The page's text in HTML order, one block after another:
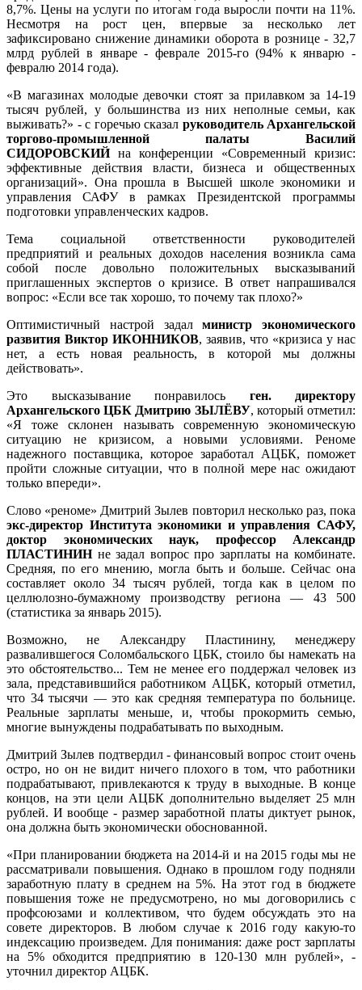
8,7%. Цены на услуги по итогам года выросли почти на 11%.
Несмотря на рост цен, впервые за несколько лет
зафиксировано снижение динамики оборота в рознице - 32,7
млрд рублей в январе - феврале 2015-го (94% к январю -
февралю 2014 года).
«В магазинах молодые девочки стоят за прилавком за 14-19
тысяч рублей, у большинства из них неполные семьи, как
выживать?» - с горечью сказал руководитель Архангельской
торгово-промышленной палаты Василий
СИДОРОВСКИЙна конференции «Современный кризис:
эффективные действия власти, бизнеса и общественных
организаций». Она прошла в Высшей школе экономики и
управления САФУ в рамках Президентской программы
подготовки управленческих кадров.
Тема социальной ответственности руководителей
предприятий и реальных доходов населения возникла сама
собой после довольно положительных высказываний
приглашенных экспертов о кризисе. В ответ напрашивался
вопрос: «Если все так хорошо, то почему так плохо?»
Оптимистичный настрой задалминистр экономического
развития Виктор ИКОННИКОВ, заявив, что «кризиса у нас
нет, а есть новая реальность, в которой мы должны
действовать».
Это высказывание понравилось ген. директору
Архангельского ЦБК Дмитрию ЗЫЛЁВУ, который отметил:
«Я тоже склонен называть современную экономическую
ситуацию не кризисом, а новыми условиями. Реноме
надежного поставщика, которое заработал АЦБК, поможет
пройти сложные ситуации, что в полной мере нас ожидают
только впереди».
Слово «реноме» Дмитрий Зылев повторил несколько раз, пока
экс-директор Института экономики и управления САФУ,
доктор экономических наук, профессор Александр
ПЛАСТИНИНне задал вопрос про зарплаты на комбинате.
Средняя, по его мнению, могла быть и больше. Сейчас она
составляет около 34 тысяч рублей, тогда как в целом по
целлюлозно-бумажному производству региона — 43 500
(статистика за январь 2015).
Возможно, не Александру Пластинину, менеджеру
развалившегося Соломбальского ЦБК, стоило бы намекать на
это обстоятельство... Тем не менее его поддержал человек из
зала, представившийся работником АЦБК, который отметил,
что 34 тысячи — это как средняя температура по больнице.
Реальные зарплаты меньше, и, чтобы прокормить семью,
многие вынуждены подрабатывать по выходным.
Дмитрий Зылев подтвердил - финансовый вопрос стоит очень
остро, но он не видит ничего плохого в том, что работники
подрабатывают, привлекаются к труду в выходные. В конце
концов, на эти цели АЦБК дополнительно выделяет 25 млн
рублей. И вообще - размер заработной платы диктует рынок,
она должна быть экономически обоснованной.
«При планировании бюджета на 2014-й и на 2015 годы мы не
рассматривали повышения. Однако в прошлом году подняли
заработную плату в среднем на 5%. На этот год в бюджете
повышения тоже не предусмотрено, но мы договорились с
профсоюзами и коллективом, что будем обсуждать это на
совете директоров. В любом случае к 2016 году какую-то
индексацию произведем. Для понимания: даже рост зарплаты
на 5% обходится предприятию в 120-130 млн рублей», -
уточнил директор АЦБК.